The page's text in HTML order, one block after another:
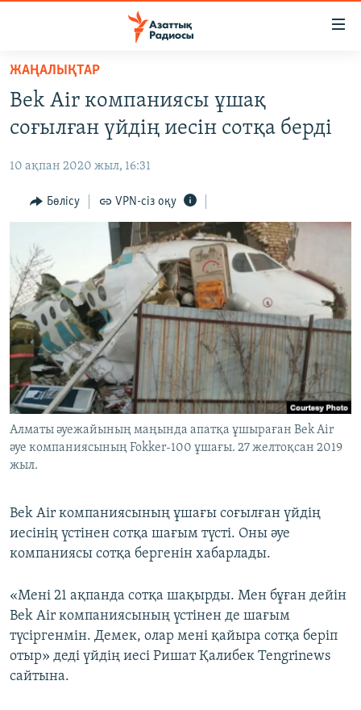
Skip
main
content
to
Navigation
Skip
Search
ЖАҢАЛЫҚТАР
ҚАҢТАР ОҚИҒАСЫ
АДАМ ҚҰҚЫҚТАРЫ
ӘЛЕМ
АРНАЙЫ ЖОБАЛАР
Русский
ЖАЗЫЛЫҢЫЗ
Басқа тілдерде
ЖАҢАЛЫҚТАР
Bek Аir компаниясы ұшақ
соғылған үйдің иесін сотқа берді
10 ақпан 2020 жыл, 16:31
Бөлісу VPN-сіз оқу
Алматы әуежайының маңында апатқа ұшыраған Bek Air
әуе компаниясының Fokker-100 ұшағы. 27 желтоқсан 2019
жыл.
Bek Аir компаниясының ұшағы соғылған үйдің
иесінің үстінен сотқа шағым түсті. Оны әуе
компаниясы сотқа бергенін хабарлады.
«Мені 21 ақпанда сотқа шақырды. Мен бұған дейін
Bek Air компаниясының үстінен де шағым
түсіргенмін. Демек, олар мені қайыра сотқа беріп
отыр» деді үйдің иесі Ришат Қалибек Tengrinews
сайтына.